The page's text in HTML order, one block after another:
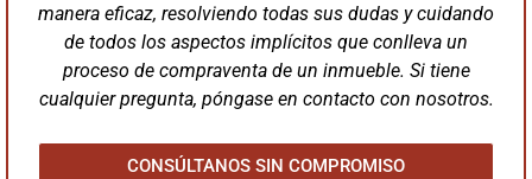
manera eficaz, resolviendo todas sus dudas y cuidando
de todos los aspectos implícitos que conlleva un
proceso de compraventa de un inmueble. Si tiene
cualquier pregunta, póngase en contacto con nosotros.
CONSÚLTANOS SIN COMPROMISO